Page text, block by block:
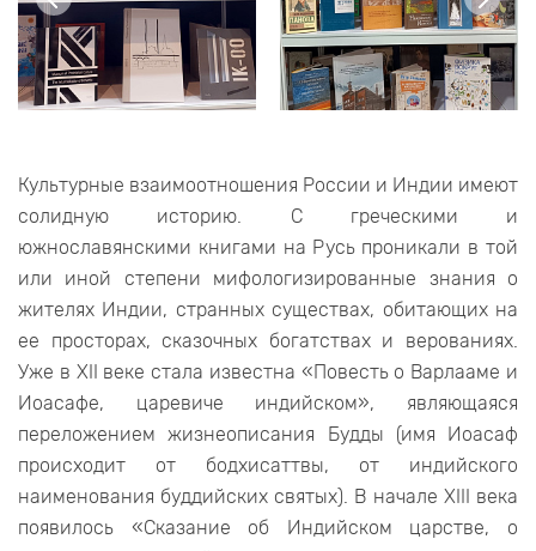
Культурные взаимоотношения России и Индии имеют
солидную историю. С греческими и
южнославянскими книгами на Русь проникали в той
или иной степени мифологизированные знания о
жителях Индии, странных существах, обитающих на
ее просторах, сказочных богатствах и верованиях.
Уже в XII веке стала известна «Повесть о Варлааме и
Иоасафе, царевиче индийском», являющаяся
переложением жизнеописания Будды (имя Иоасаф
происходит от бодхисаттвы, от индийского
наименования буддийских святых). В начале XIII века
появилось «Сказание об Индийском царстве, о